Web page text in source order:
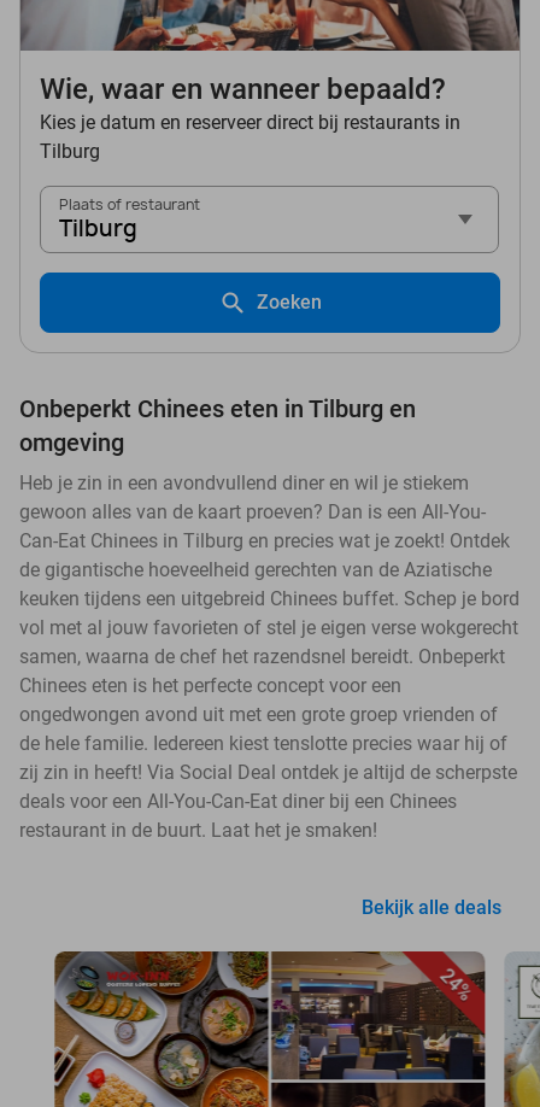
Wie, waar en wanneer bepaald?
Kies je datum en reserveer direct bij restaurants in
Tilburg
Plaats of restaurant
Tilburg
Zoeken
Onbeperkt Chinees eten in Tilburg en
omgeving
Heb je zin in een avondvullend diner en wil je stiekem
gewoon alles van de kaart proeven? Dan is een All-You-
Can-Eat Chinees in Tilburg en precies wat je zoekt! Ontdek
de gigantische hoeveelheid gerechten van de Aziatische
keuken tijdens een uitgebreid Chinees buffet. Schep je bord
vol met al jouw favorieten of stel je eigen verse wokgerecht
samen, waarna de chef het razendsnel bereidt. Onbeperkt
Chinees eten is het perfecte concept voor een
ongedwongen avond uit met een grote groep vrienden of
de hele familie. Iedereen kiest tenslotte precies waar hij of
zij zin in heeft! Via Social Deal ontdek je altijd de scherpste
deals voor een All-You-Can-Eat diner bij een Chinees
restaurant in de buurt. Laat het je smaken!
Bekijk alle deals
24%